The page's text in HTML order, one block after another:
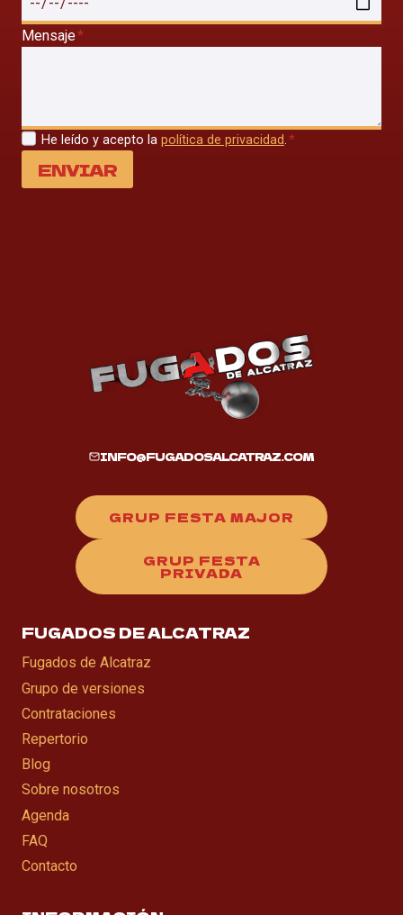
Mensaje*
He leído y acepto la política de privacidad.*
ENVIAR
INFO@FUGADOSALCATRAZ.COM
GRUP FESTA MAJOR
GRUP FESTA
PRIVADA
FUGADOS DE ALCATRAZ
Fugados de Alcatraz
Grupo de versiones
Contrataciones
Repertorio
Blog
Sobre nosotros
Agenda
FAQ
Contacto